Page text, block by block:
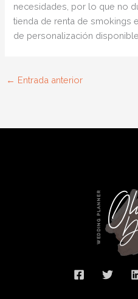
necesidades, por lo que no
tienda de renta de smokings
de personalización
← Entrada anterior